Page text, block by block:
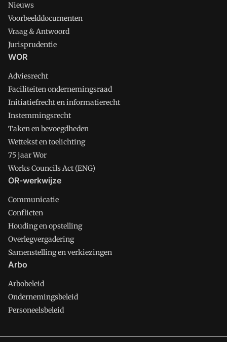
Nieuws
Voorbeelddocumenten
Vraag & Antwoord
Jurisprudentie
WOR
Adviesrecht
Faciliteiten ondernemingsraad
Initiatiefrecht en informatierecht
Instemmingsrecht
Taken en bevoegdheden
Wettekst en toelichting
75 jaar Wor
Works Councils Act (ENG)
OR-werkwijze
Communicatie
Conflicten
Houding en opstelling
Overlegvergadering
Samenstelling en verkiezingen
Arbo
Arbobeleid
Ondernemingsbeleid
Personeelsbeleid